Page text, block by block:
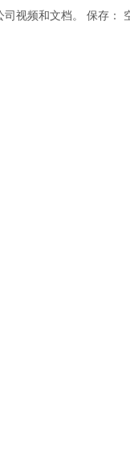
司视频和文档。 保存：